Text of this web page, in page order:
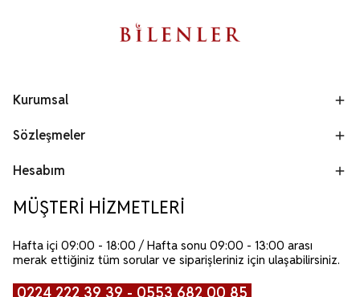
Kurumsal
Sözleşmeler
Hesabım
MÜŞTERİ HİZMETLERİ
Hafta içi 09:00 - 18:00 / Hafta sonu 09:00 - 13:00 arası
merak ettiğiniz tüm sorular ve siparişleriniz için ulaşabilirsiniz.
0224 222 39 39 - 0553 682 00 85